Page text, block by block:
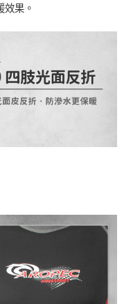
效果。